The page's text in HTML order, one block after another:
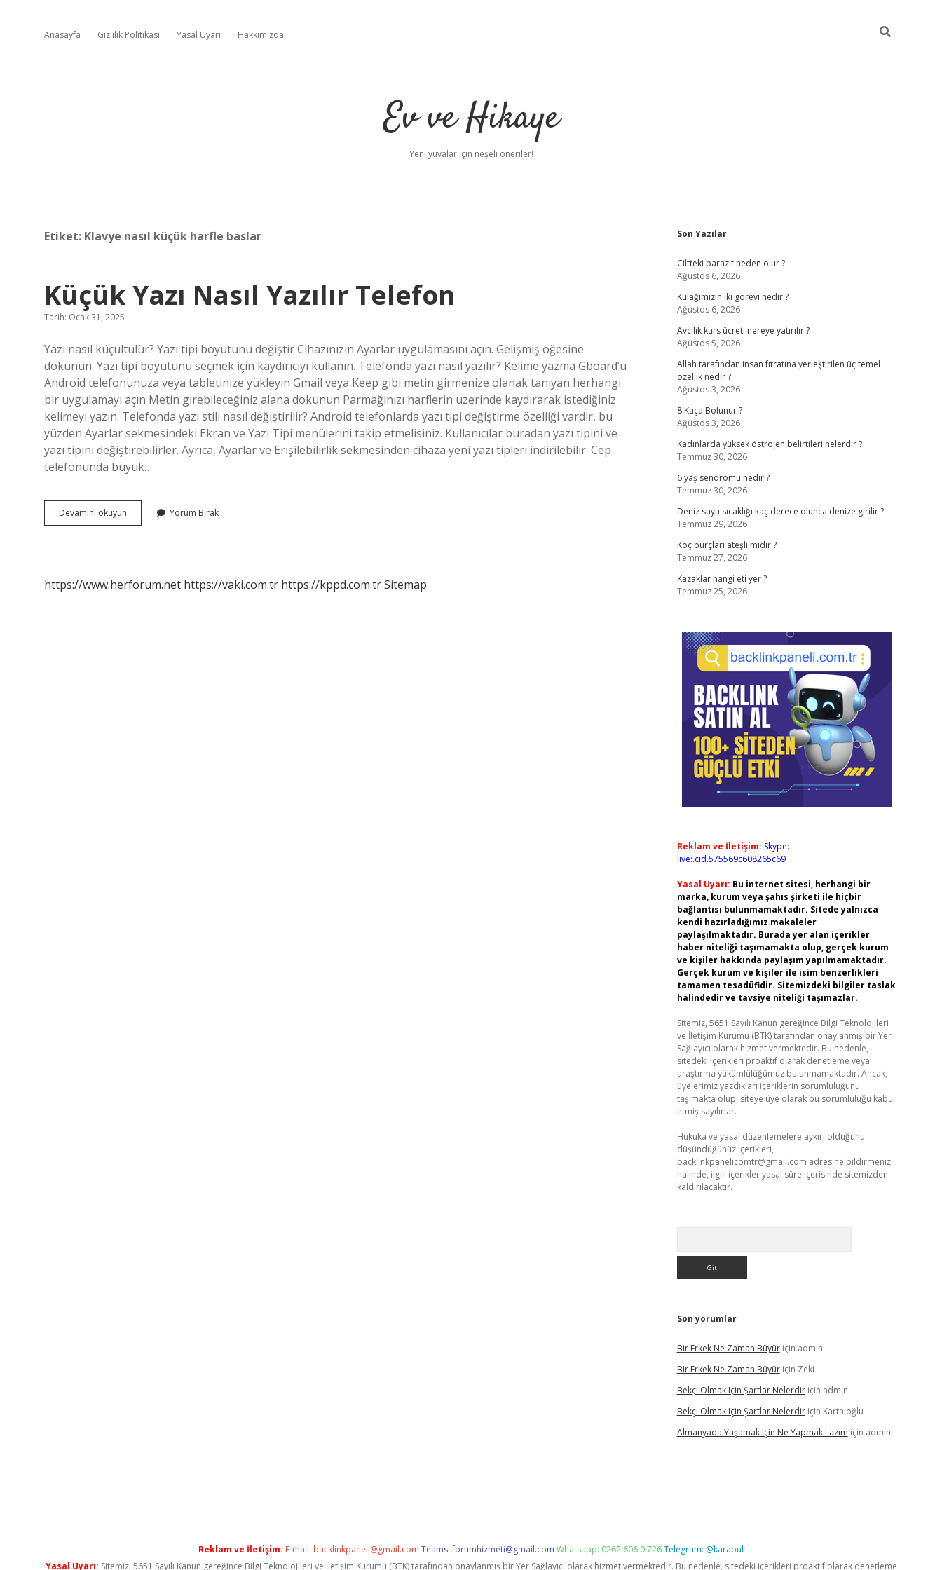
Anasayfa Gizlilik Politikası Yasal Uyarı Hakkımızda
Ev ve Hikaye
Yeni yuvalar için neşeli öneriler!
Etiket: Klavye nasıl küçük harfle baslar
Küçük Yazı Nasıl Yazılır Telefon
Tarih: Ocak 31, 2025
Yazı nasıl küçültülür? Yazı tipi boyutunu değiştir Cihazınızın Ayarlar uygulamasını açın. Gelişmiş öğesine
dokunun. Yazı tipi boyutunu seçmek için kaydırıcıyı kullanın. Telefonda yazı nasıl yazılır? Kelime yazma Gboard’u
Android telefonunuza veya tabletinize yükleyin Gmail veya Keep gibi metin girmenize olanak tanıyan herhangi
bir uygulamayı açın Metin girebileceğiniz alana dokunun Parmağınızı harflerin üzerinde kaydırarak istediğiniz
kelimeyi yazın. Telefonda yazı stili nasıl değiştirilir? Android telefonlarda yazı tipi değiştirme özelliği vardır, bu
yüzden Ayarlar sekmesindeki Ekran ve Yazı Tipi menülerini takip etmelisiniz. Kullanıcılar buradan yazı tipini ve
yazı tipini değiştirebilirler. Ayrıca, Ayarlar ve Erişilebilirlik sekmesinden cihaza yeni yazı tipleri indirilebilir. Cep
telefonunda büyük…
Devamını okuyun
Yazı
Yorum Bırak
https://www.herforum.net https://vaki.com.tr https://kppd.com.trSitemap
Sidebar
Son Yazılar
Ciltteki parazit neden olur ?
Ağustos 6, 2026
Kulağımızın iki görevi nedir ?
Ağustos 6, 2026
Avcılık kurs ücreti nereye yatırılır ?
Ağustos 5, 2026
Allah tarafından insan fıtratına yerleştirilen üç temel
özellik nedir ?
Ağustos 3, 2026
8 Kaça Bolunur ?
Ağustos 3, 2026
Kadınlarda yüksek östrojen belirtileri nelerdir ?
Temmuz 30, 2026
6 yaş sendromu nedir ?
Temmuz 30, 2026
Deniz suyu sıcaklığı kaç derece olunca denize girilir ?
Temmuz 29, 2026
Koç burçları ateşli midir ?
Temmuz 27, 2026
Kazaklar hangi eti yer ?
Temmuz 25, 2026
Reklam ve İletişim: Skype:
live:.cid.575569c608265c69
Yasal Uyarı: Bu internet sitesi, herhangi bir
marka, kurum veya şahıs şirketi ile hiçbir
bağlantısı bulunmamaktadır. Sitede yalnızca
kendi hazırladığımız makaleler
paylaşılmaktadır. Burada yer alan içerikler
haber niteliği taşımamakta olup, gerçek kurum
ve kişiler hakkında paylaşım yapılmamaktadır.
Gerçek kurum ve kişiler ile isim benzerlikleri
tamamen tesadüfidir. Sitemizdeki bilgiler taslak
halindedir ve tavsiye niteliği taşımazlar.
Sitemiz, 5651 Sayılı Kanun gereğince Bilgi Teknolojileri
ve İletişim Kurumu (BTK) tarafından onaylanmış bir Yer
Sağlayıcı olarak hizmet vermektedir. Bu nedenle,
sitedeki içerikleri proaktif olarak denetleme veya
araştırma yükümlülüğümüz bulunmamaktadır. Ancak,
üyelerimiz yazdıkları içeriklerin sorumluluğunu
taşımakta olup, siteye üye olarak bu sorumluluğu kabul
etmiş sayılırlar.
Hukuka ve yasal düzenlemelere aykırı olduğunu
düşündüğünüz içerikleri,
backlinkpanelicomtr@gmail.com adresine bildirmeniz
halinde, ilgili içerikler yasal süre içerisinde sitemizden
kaldırılacaktır.
Son yorumlar
Bir Erkek Ne Zaman Büyüriçin admin
Bir Erkek Ne Zaman Büyüriçin Zeki
Bekçi Olmak Için Şartlar Nelerdiriçin admin
Bekçi Olmak Için Şartlar Nelerdiriçin Kartaloğlu
Almanyada Yaşamak Için Ne Yapmak Lazım için admin
Reklam ve İletişim: E-mail: backlinkpaneli@gmail.com Teams:forumhizmeti@gmail.com Whatsapp: 0262 606 0 726Telegram: @karabul
Yasal Uyarı: Sitemiz, 5651 Sayılı Kanun gereğince Bilgi Teknolojileri ve İletişim Kurumu (BTK) tarafından onaylanmış bir Yer Sağlayıcı olarak hizmet vermektedir. Bu nedenle, sitedeki içerikleri proaktif olarak denetleme